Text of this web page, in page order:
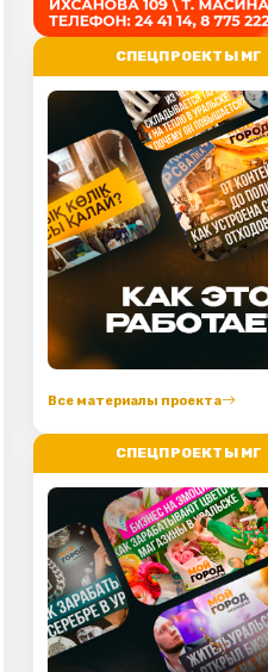
СПЕЦПРОЕКТЫ МГ
Все материалы проекта
СПЕЦПРОЕКТЫ МГ